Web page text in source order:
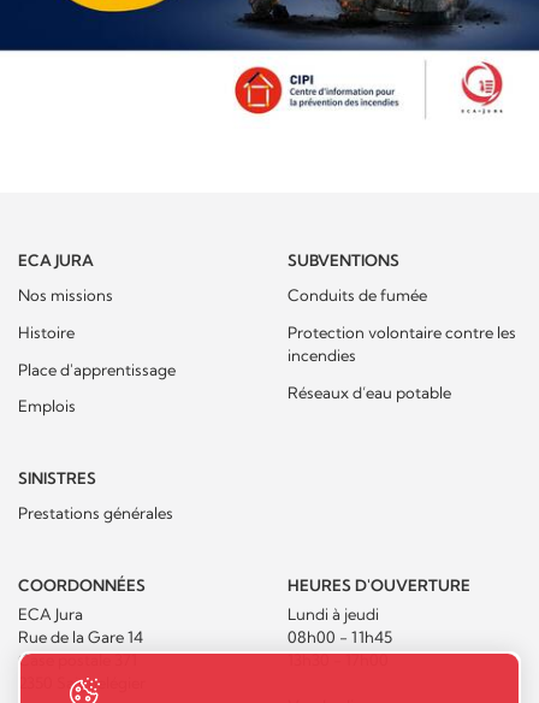
ECA JURA
Nos missions
Histoire
Place d'apprentissage
Emplois
SUBVENTIONS
Conduits de fumée
Protection volontaire contre les
incendies
Réseaux d’eau potable
SINISTRES
Prestations générales
COORDONNÉES
ECA Jura
Rue de la Gare 14
Case postale 371
2350 Saignelégier
HEURES D'OUVERTURE
Lundi à jeudi
08h00 - 11h45
13h30 - 17h00